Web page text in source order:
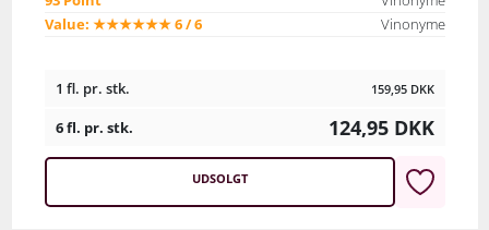
Value: ★★★★★★ 6 / 6
Vinonyme
1 fl. pr. stk. 159,95 DKK
6 fl. pr. stk. 124,95 DKK
UDSOLGT